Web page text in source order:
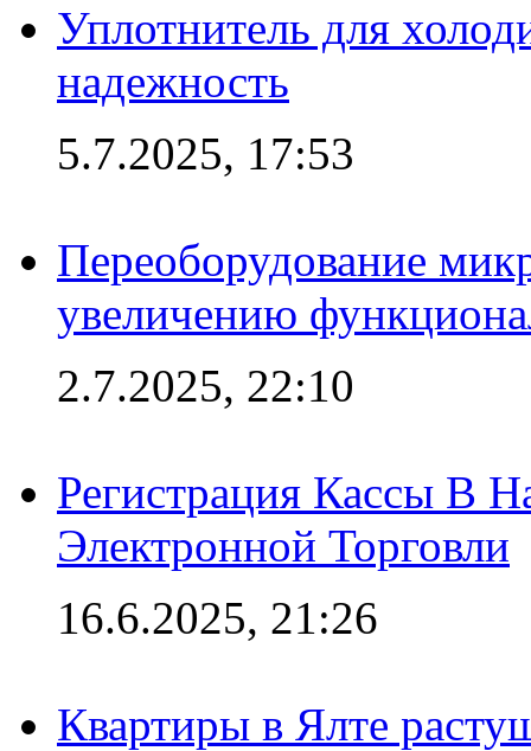
Уплотнитель для
надежность
5.7.2025, 17:53
Переоборудование
увеличению
2.7.2025, 22:10
Регистрация Кассы В
Электронной Торговли
16.6.2025, 21:26
Квартиры в Ялте